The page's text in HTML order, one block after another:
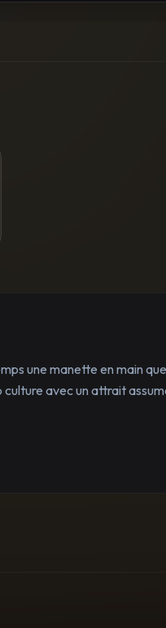
une manette en main
avec un attrait